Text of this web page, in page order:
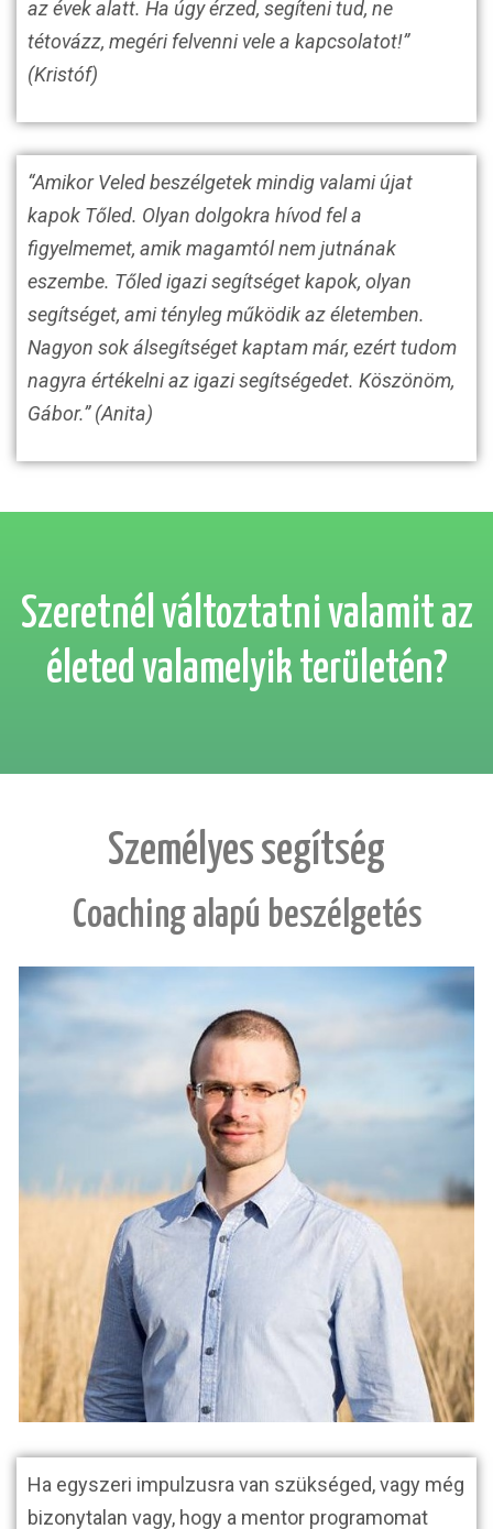
az évek alatt. Ha úgy érzed, segíteni tud, ne
tétovázz, megéri felvenni vele a kapcsolatot!”
(Kristóf)
“Amikor Veled beszélgetek mindig valami újat
kapok Tőled. Olyan dolgokra hívod fel a
figyelmemet, amik magamtól nem jutnának
eszembe. Tőled igazi segítséget kapok, olyan
segítséget, ami tényleg működik az életemben.
Nagyon sok álsegítséget kaptam már, ezért tudom
nagyra értékelni az igazi segítségedet. Köszönöm,
Gábor.” (Anita)
Szeretnél változtatni valamit az
életed valamelyik területén?
Személyes segítség
Coaching alapú beszélgetés
Ha egyszeri impulzusra van szükséged, vagy még
bizonytalan vagy, hogy a mentor programomat